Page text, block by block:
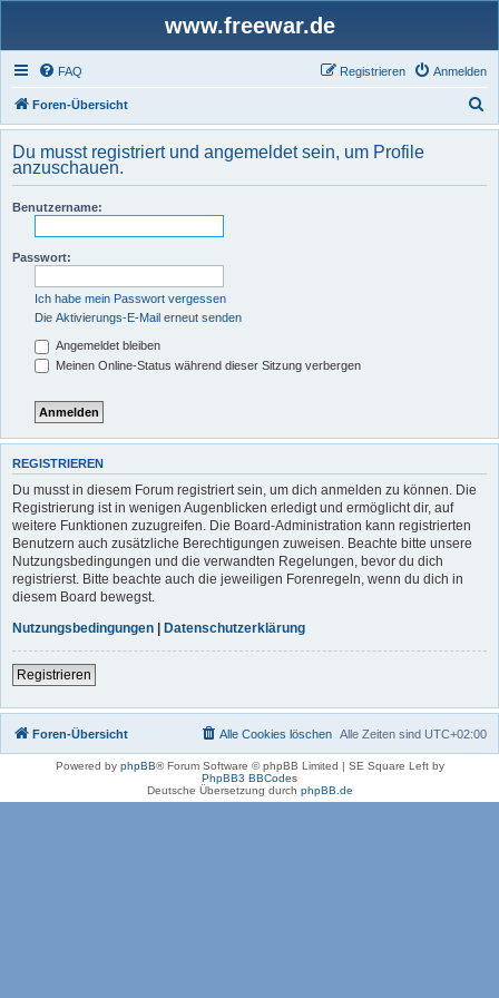
www.freewar.de
FAQ Anmelden
Registrieren
Foren-Übersicht
u
h
Du musst registriert und angemeldet sein, um Profile
anzuschauen.
Benutzername:
Passwort:
Ich habe mein Passwort vergessen
Die Aktivierungs-E-Mail erneut senden
Angemeldet bleiben
Meinen Online-Status während dieser Sitzung verbergen
REGISTRIEREN
Du musst in diesem Forum registriert sein, um dich anmelden zu können. Die
Registrierung ist in wenigen Augenblicken erledigt und ermöglicht dir, auf
weitere Funktionen zuzugreifen. Die Board-Administration kann registrierten
Benutzern auch zusätzliche Berechtigungen zuweisen. Beachte bitte unsere
Nutzungsbedingungen und die verwandten Regelungen, bevor du dich
registrierst. Bitte beachte auch die jeweiligen Forenregeln, wenn du dich in
diesem Board bewegst.
Nutzungsbedingungen | Datenschutzerklärung
Registrieren
Foren-Übersicht Alle Zeiten sind UTC+02:00
Alle Cookies löschen
Powered by phpBB® Forum Software © phpBB Limited | SE Square Left by
PhpBB3 BBCodes
Deutsche Übersetzung durch phpBB.de